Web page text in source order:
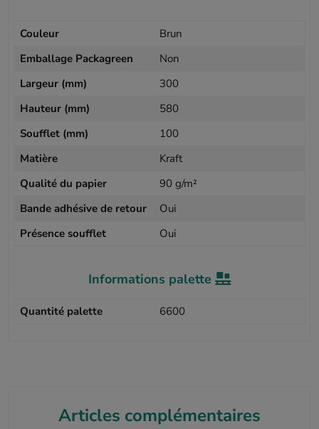
Couleur
Brun
Emballage Packagreen
Non
Largeur (mm)
300
Hauteur (mm)
580
Soufflet (mm)
100
Matière
Kraft
Qualité du papier
90 g/m²
Bande adhésive de retour
Oui
Présence soufflet
Oui
Informations palette
Quantité palette 6600
Articles complémentaires